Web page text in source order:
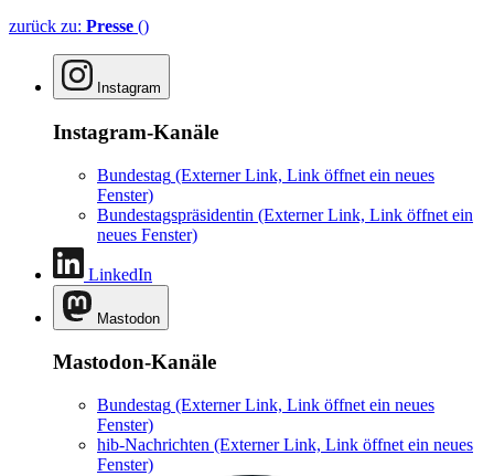
zurück zu: Presse ()
Instagram
Instagram-Kanäle
Bundestag (Externer Link, Link öffnet ein neues
Fenster)
Bundestagspräsidentin (Externer Link, Link öffnet ein
neues Fenster)
LinkedIn
Mastodon
Mastodon-Kanäle
Bundestag (Externer Link, Link öffnet ein neues
Fenster)
hib-Nachrichten (Externer Link, Link öffnet ein neues
Fenster)